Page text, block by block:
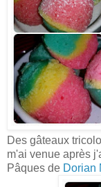
Des gâteaux
m'ai venue après
Pâques de Dorian